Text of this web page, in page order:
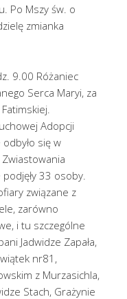
Po Mszy św. o
zmianka
9.00 Różaniec
Serca Maryi, za
Adopcji
się w
33 osoby.
związane z
zarówno
i tu szczególne
Jadwidze Zapała,
nr81,
z Murzasichla,
Stach, Grażynie